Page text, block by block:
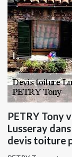
PETRY Tony
Lusseray
devis toiture